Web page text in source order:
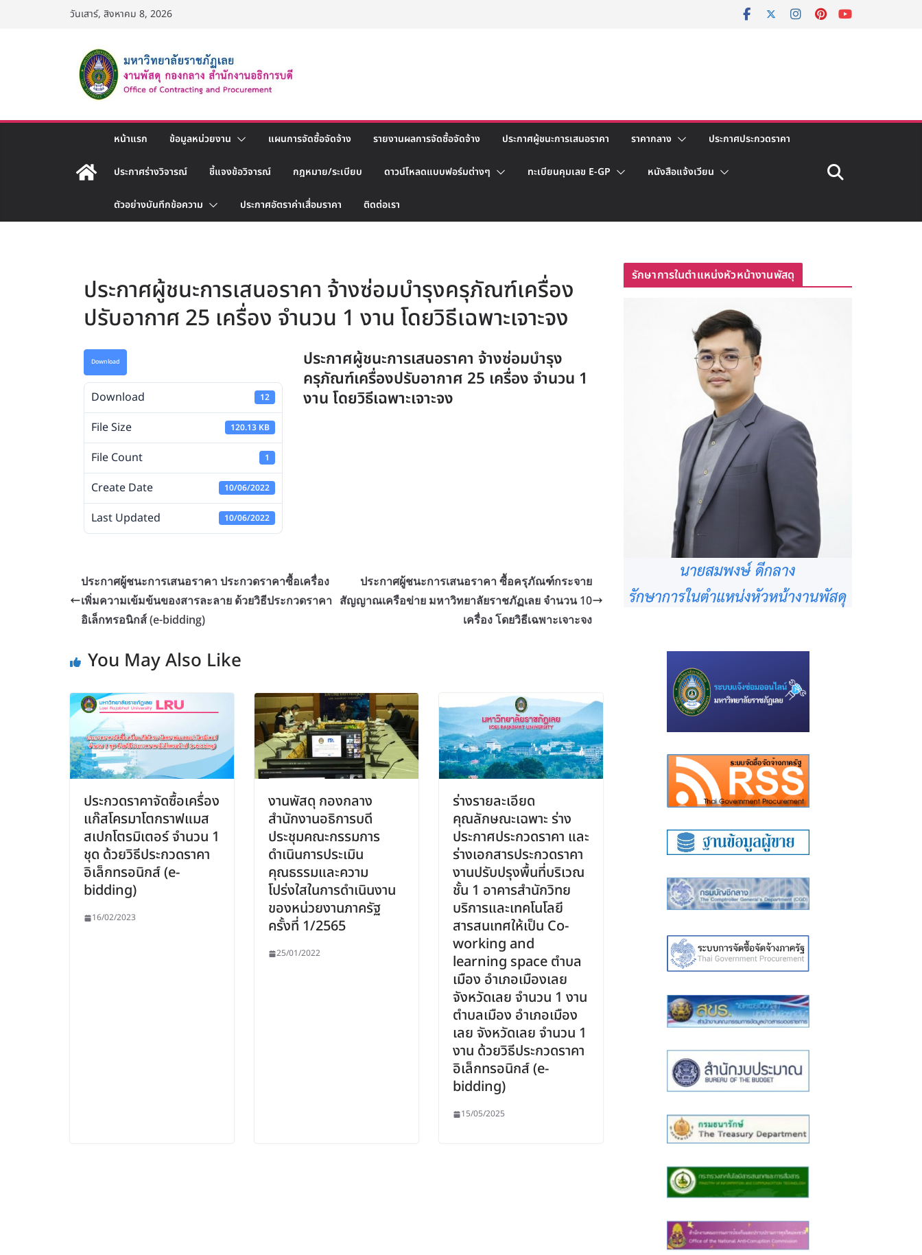
วันเสาร์, สิงหาคม 8, 2026
หน้าแรก ข้อมูลหน่วยงาน แผนการจัดซื้อจัดจ้าง รายงานผลการจัดซื้อจัดจ้าง ประกาศผู้ชนะการเสนอราคา ราคากลาง ประกาศประกวดราคา
ประกาศร่างวิจารณ์ ชี้แจงข้อวิจารณ์ กฎหมาย/ระเบียบ ดาวน์โหลดแบบฟอร์มต่างๆ ทะเบียนคุมเลข E-GP หนังสือแจ้งเวียน
ตัวอย่างบันทึกข้อความ ประกาศอัตราค่าเสื่อมราคา ติดต่อเรา
ประกาศผู้ชนะการเสนอราคา จ้างซ่อมบำรุงครุภัณฑ์เครื่อง
ปรับอากาศ 25 เครื่อง จำนวน 1 งาน โดยวิธีเฉพาะเจาะจง
Download
Download 12
File Size 120.13 KB
File Count 1
Create Date 10/06/2022
Last Updated 10/06/2022
ประกาศผู้ชนะการเสนอราคา จ้างซ่อมบำรุง
ครุภัณฑ์เครื่องปรับอากาศ 25 เครื่อง จำนวน 1
งาน โดยวิธีเฉพาะเจาะจง
ประกาศผู้ชนะการเสนอราคา ประกวดราคาซื้อเครื่อง
เพิ่มความเข้มข้นของสารละลาย ด้วยวิธีประกวดราคา
อิเล็กทรอนิกส์ (e-bidding)
ประกาศผู้ชนะการเสนอราคา ซื้อครุภัณฑ์กระจาย
สัญญาณเครือข่าย มหาวิทยาลัยราชภัฏเลย จำนวน 10
เครื่อง โดยวิธีเฉพาะเจาะจง
You May Also Like
ประกวดราคาจัดซื้อเครื่อง
แก๊สโครมาโตกราฟแมส
สเปกโตรมิเตอร์ จำนวน 1
ชุด ด้วยวิธีประกวดราคา
อิเล็กทรอนิกส์ (e-
bidding)
16/02/2023
งานพัสดุ กองกลาง
สำนักงานอธิการบดี
ประชุมคณะกรรมการ
ดำเนินการประเมิน
คุณธรรมและความ
โปร่งใสในการดำเนินงาน
ของหน่วยงานภาครัฐ
ครั้งที่ 1/2565
25/01/2022
ร่างรายละเอียด
คุณลักษณะเฉพาะ ร่าง
ประกาศประกวดราคา และ
ร่างเอกสารประกวดราคา
งานปรับปรุงพื้นที่บริเวณ
ชั้น 1 อาคารสำนักวิทย
บริการและเทคโนโลยี
สารสนเทศให้เป็น Co-
working and
learning space ตำบล
เมือง อำเภอเมืองเลย
จังหวัดเลย จำนวน 1 งาน
ตำบลเมือง อำเภอเมือง
เลย จังหวัดเลย จำนวน 1
งาน ด้วยวิธีประกวดราคา
อิเล็กทรอนิกส์ (e-
bidding)
15/05/2025
รักษาการในตำแหน่งหัวหน้างานพัสดุ